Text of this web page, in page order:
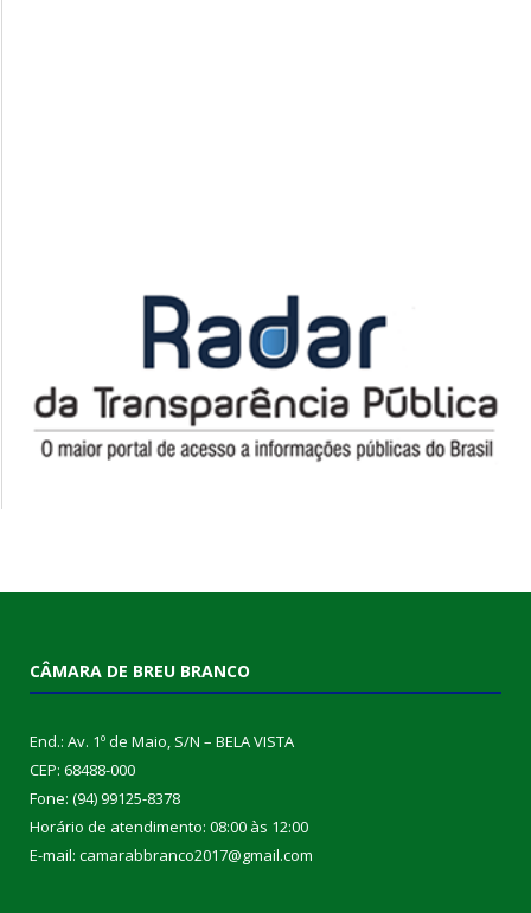
CÂMARA DE BREU BRANCO
End.: Av. 1º de Maio, S/N – BELA VISTA
CEP: 68488-000
Fone: (94) 99125-8378
Horário de atendimento: 08:00 às 12:00
E-mail: camarabbranco2017@gmail.com